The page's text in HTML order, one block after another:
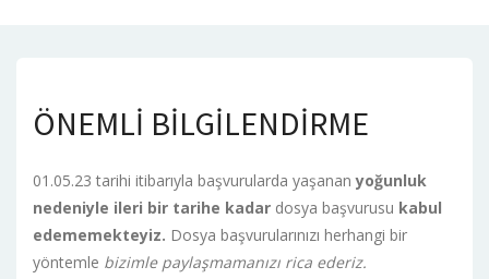
ÖNEMLİ BİLGİLENDİRME
01.05.23 tarihi itibarıyla başvurularda yaşananyoğunluk
nedeniyle ileri bir tarihe kadar dosya başvurusu kabul
edememekteyiz. Dosya başvurularınızı herhangi bir
yöntemle bizimle paylaşmamanızı rica ederiz.